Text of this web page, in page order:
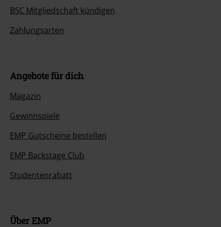
BSC Mitgliedschaft kündigen
Zahlungsarten
Angebote für dich
Magazin
Gewinnspiele
EMP Gutscheine bestellen
EMP Backstage Club
Studentenrabatt
Über EMP